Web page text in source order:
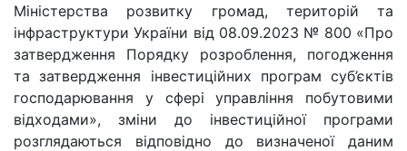
Міністерства розвитку громад, територій та
інфраструктури України від 08.09.2023 № 800 «Про
затвердження Порядку розроблення, погодження
та затвердження інвестиційних програм суб’єктів
господарювання у сфері управління побутовими
відходами», зміни до інвестиційної програми
розглядаються відповідно до визначеної даним